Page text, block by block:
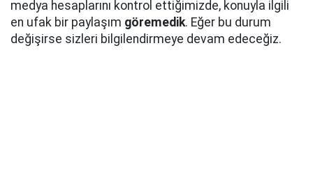
medya hesaplarını kontrol ettiğimizde, konuyla ilgili
en ufak bir paylaşım göremedik. Eğer bu durum
değişirse sizleri bilgilendirmeye devam edeceğiz.